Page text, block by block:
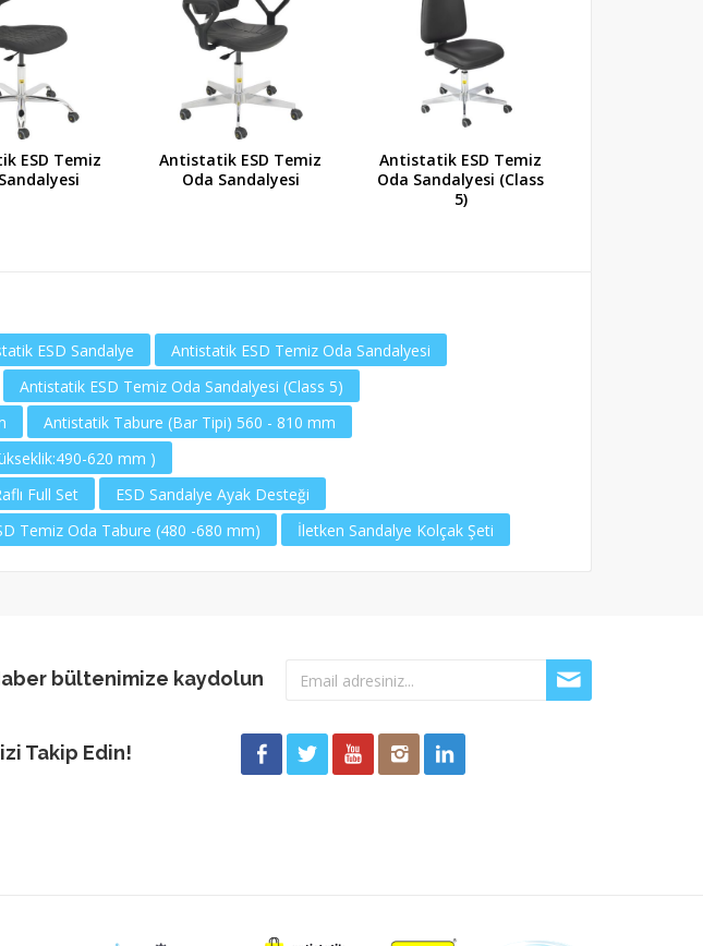
ESD Temiz
Antistatik ESD Temiz
Oda Sandalyesi
Antistatik ESD Temiz
Oda Sandalyesi (Class
5)
ESD Sandalye
Antistatik ESD Temiz Oda Sandalyesi
Antistatik ESD Temiz Oda Sandalyesi (Class 5)
Antistatik Tabure (Bar Tipi) 560 - 810 mm
620 mm )
Full Set
ESD Sandalye Ayak Desteği
Temiz Oda Tabure (480 -680 mm) İletken Sandalye Kolçak Şeti
bültenimize kaydolun
Takip Edin!